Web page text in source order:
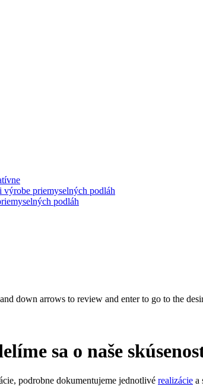
priemyselných podláh
podláh
down arrows to review and enter to go to the
sa o naše
podrobne dokumentujeme jednotlivé realizácie a